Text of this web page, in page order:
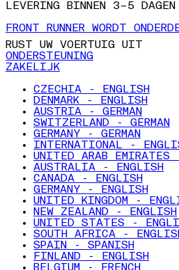
LEVERING BINNEN 3–5 DAGEN
FRONT RUNNER WORDT
RUST UW VOERTUIG UIT
ONDERSTEUNING
ZAKELIJK
CZECHIA - ENGLISH
DENMARK - ENGLISH
AUSTRIA - GERMAN
SWITZERLAND - GERMAN
GERMANY - GERMAN
INTERNATIONAL -
UNITED ARAB EMIRATES
AUSTRALIA - ENGLISH
CANADA - ENGLISH
GERMANY - ENGLISH
UNITED KINGDOM -
NEW ZEALAND - ENGLISH
UNITED STATES -
SOUTH AFRICA -
SPAIN - SPANISH
FINLAND - ENGLISH